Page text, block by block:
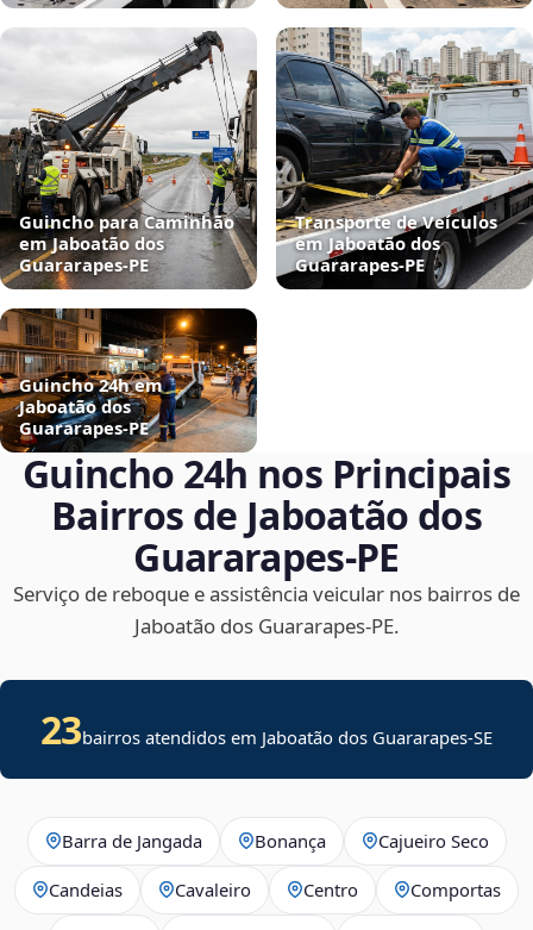
Guincho para Caminhão
em Jaboatão dos
Guararapes‑PE
Transporte de Veículos
em Jaboatão dos
Guararapes‑PE
Guincho 24h em
Jaboatão dos
Guararapes‑PE
Guincho 24h nos Principais
Bairros de Jaboatão dos
Guararapes‑PE
Serviço de reboque e assistência veicular nos bairros de
Jaboatão dos Guararapes‑PE.
23bairros atendidos em Jaboatão dos Guararapes-SE
Barra de Jangada Bonança Cajueiro Seco
Candeias Cavaleiro Centro Comportas